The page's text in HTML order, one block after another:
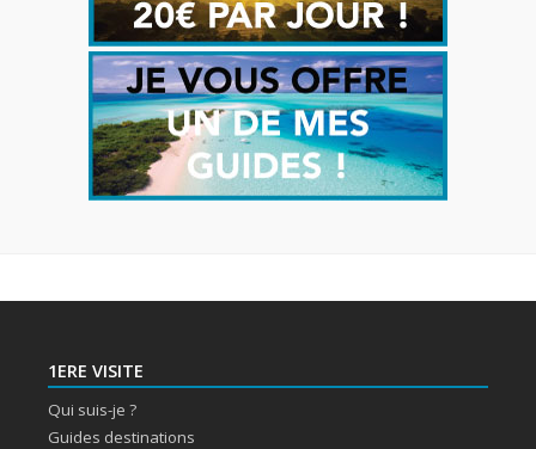
1ERE VISITE
Qui suis-je ?
Guides destinations